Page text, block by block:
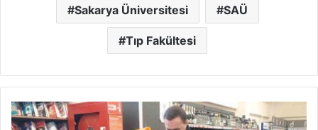
Sakarya Üniversitesi SAÜ
Tıp Fakültesi
Sapanca
Zabıtasından